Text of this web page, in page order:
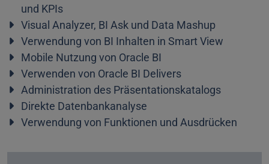
und KPIs
Visual Analyzer, BI Ask und Data Mashup
Verwendung von BI Inhalten in Smart View
Mobile Nutzung von Oracle BI
Verwenden von Oracle BI Delivers
Administration des Präsentationskatalogs
Direkte Datenbankanalyse
Verwendung von Funktionen und Ausdrücken